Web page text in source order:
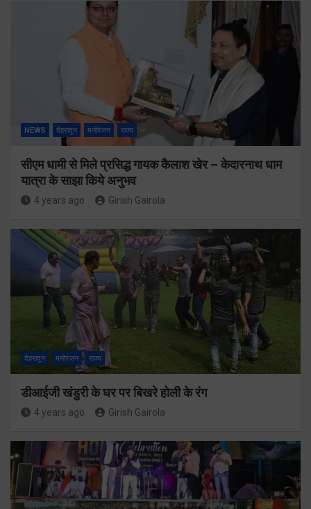
NEWS देहरादून मनोरंजन राज्य
सीएम धामी से मिले प्रसिद्ध गायक कैलाश खेर – केदारनाथ धाम
यात्रा के साझा किये अनुभव
4 years ago Girish Gairola
देहरादून मनोरंजन राज्य
डीआईजी खंडुरी के घर पर बिखरे होली के रंग
4 years ago Girish Gairola